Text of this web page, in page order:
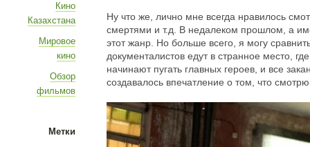
Кино
Казахстана
Мировое
кино
Обзор
фильмов
Метки
Ну что же, лично мне всегда нравилось
смертями и т.д. В недалеком прошлом, а
этот жанр. Но больше всего, я могу
документалистов едут в странное место,
начинают пугать главных героев, и все
создавалось впечатление о том, что